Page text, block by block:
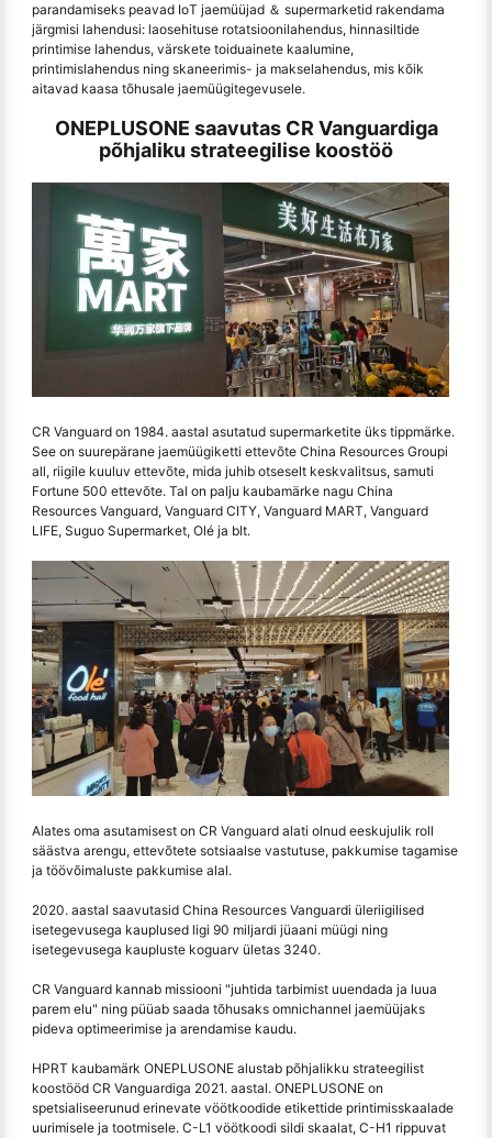
parandamiseks peavad IoT jaemüüjad ＆ supermarketid rakendama
järgmisi lahendusi: laosehituse rotatsioonilahendus, hinnasiltide
printimise lahendus, värskete toiduainete kaalumine,
printimislahendus ning skaneerimis- ja makselahendus, mis kõik
aitavad kaasa tõhusale jaemüügitegevusele.
ONEPLUSONE saavutas CR Vanguardiga
põhjaliku strateegilise koostöö
CR Vanguard on 1984. aastal asutatud supermarketite üks tippmärke.
See on suurepärane jaemüügiketti ettevõte China Resources Groupi
all, riigile kuuluv ettevõte, mida juhib otseselt keskvalitsus, samuti
Fortune 500 ettevõte. Tal on palju kaubamärke nagu China
Resources Vanguard, Vanguard CITY, Vanguard MART, Vanguard
LIFE, Suguo Supermarket, Olé ja blt.
Alates oma asutamisest on CR Vanguard alati olnud eeskujulik roll
säästva arengu, ettevõtete sotsiaalse vastutuse, pakkumise tagamise
ja töövõimaluste pakkumise alal.
2020. aastal saavutasid China Resources Vanguardi üleriigilised
isetegevusega kauplused ligi 90 miljardi jüaani müügi ning
isetegevusega kaupluste koguarv ületas 3240.
CR Vanguard kannab missiooni "juhtida tarbimist uuendada ja luua
parem elu" ning püüab saada tõhusaks omnichannel jaemüüjaks
pideva optimeerimise ja arendamise kaudu.
HPRT kaubamärk ONEPLUSONE alustab põhjalikku strateegilist
koostööd CR Vanguardiga 2021. aastal. ONEPLUSONE on
spetsialiseerunud erinevate vöötkoodide etikettide printimisskaalade
uurimisele ja tootmisele. C-L1 vöötkoodi sildi skaalat, C-H1 rippuvat